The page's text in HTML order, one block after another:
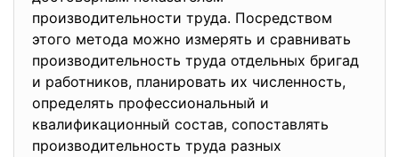
производительности труда. Посредством
этого метода можно измерять и сравнивать
производительность труда отдельных бригад
и работников, планировать их численность,
определять профессиональный и
квалификационный состав, сопоставлять
производительность труда разных